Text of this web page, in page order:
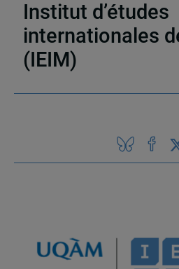
Institut d’études
internationales
(IEIM)